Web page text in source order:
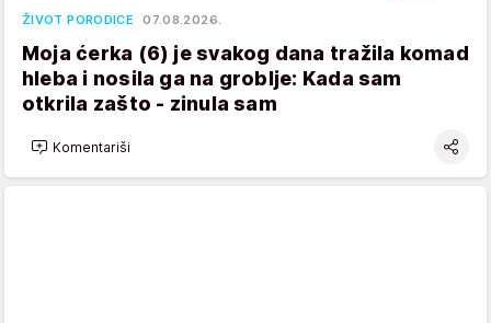
ŽIVOT PORODICE 07.08.2026.
Moja ćerka (6) je svakog dana tražila komad
hleba i nosila ga na groblje: Kada sam
otkrila zašto - zinula sam
Komentariši